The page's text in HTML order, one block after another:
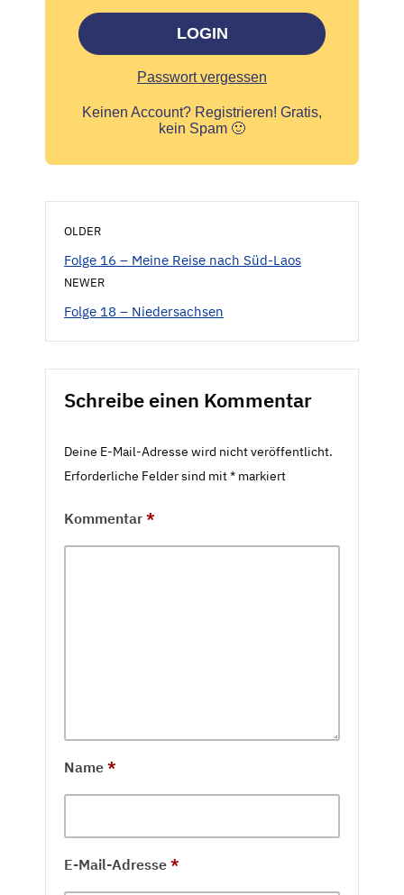
LOGIN
Passwort vergessen
Keinen Account? Registrieren! Gratis,
kein Spam 🙂
OLDER
Folge 16 – Meine Reise nach Süd-Laos
NEWER
Folge 18 – Niedersachsen
Schreibe einen Kommentar
Deine E-Mail-Adresse wird nicht veröffentlicht.
Erforderliche Felder sind mit* markiert
Kommentar *
Name *
E-Mail-Adresse *